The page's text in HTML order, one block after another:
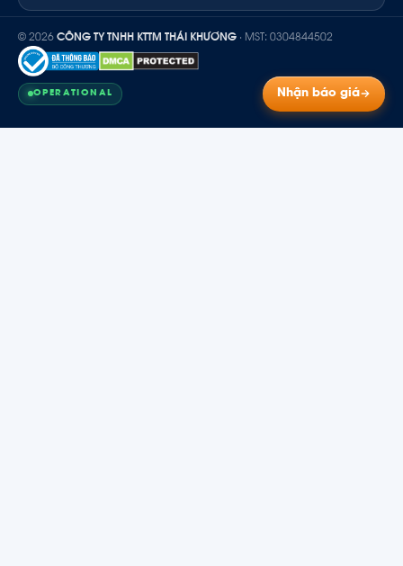
© 2026 CÔNG TY TNHH KTTM THÁI KHƯƠNG · MST: 0304844502
OPERATIONAL Nhận báo giá